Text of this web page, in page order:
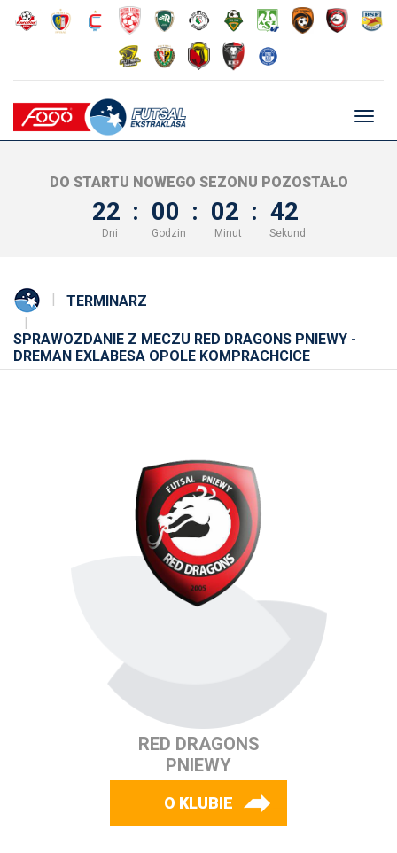
DO STARTU NOWEGO SEZONU POZOSTAŁO
22 : 00 : 02 : 42
Dni Godzin Minut Sekund
TERMINARZ
SPRAWOZDANIE Z MECZU RED DRAGONS PNIEWY -
DREMAN EXLABESA OPOLE KOMPRACHCICE
RED DRAGONS
PNIEWY
O KLUBIE